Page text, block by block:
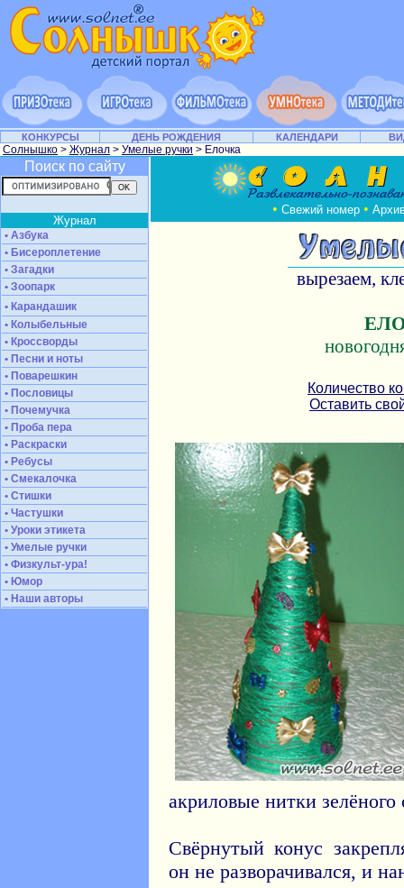
КОНКУРСЫ ДЕНЬ РОЖДЕНИЯ КАЛЕНДАРИ
Солнышко > Журнал > Умелые ручки > Елочка
Поиск по сайту
Журнал
• Азбука
• Бисероплетение
• Загадки
• Зоопарк
• Карандашик
• Колыбельные
• Кроссворды
• Песни и ноты
• Поварешкин
• Пословицы
• Почемучка
• Проба пера
• Раскраски
• Ребусы
• Смекалочка
• Стишки
• Частушки
• Уроки этикета
• Умелые ручки
• Физкульт-ура!
• Юмор
• Наши авторы
• Свежий номер •
вырезаем,
Количество
Оставить
акриловые нитки зелёного
Свёрнутый конус
он не разворачивался, и